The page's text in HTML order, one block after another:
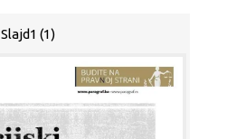
Slajd1 (1)